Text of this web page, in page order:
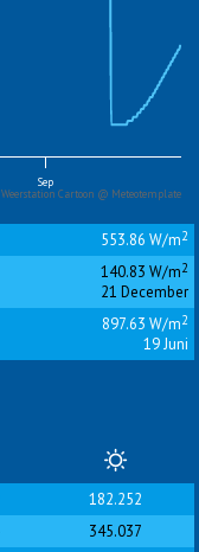
Sep
Weerstation Cartoon @ Meteotemplate
553.86 W/m2
140.83 W/m2
21 December
897.63 W/m2
19 Juni
182.252
345.037